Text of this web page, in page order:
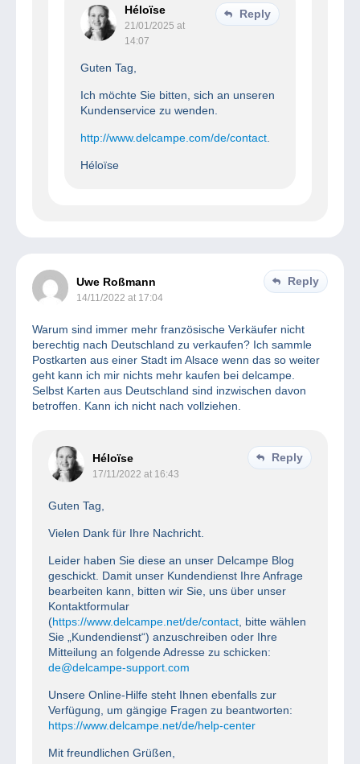
Héloïse
21/01/2025 at
14:07
Reply
Guten Tag,
Ich möchte Sie bitten, sich an unseren
Kundenservice zu wenden.
http://www.delcampe.com/de/contact
Héloïse
Uwe Roßmann
14/11/2022 at 17:04
Reply
Warum sind immer mehr französische Verkäufer nicht
berechtig nach Deutschland zu verkaufen? Ich sammle
Postkarten aus einer Stadt im Alsace wenn das so weiter
geht kann ich mir nichts mehr kaufen bei delcampe.
Selbst Karten aus Deutschland sind inzwischen davon
betroffen. Kann ich nicht nach vollziehen.
Héloïse
17/11/2022 at 16:43
Reply
Guten Tag,
Vielen Dank für Ihre Nachricht.
Leider haben Sie diese an unser Delcampe Blog
geschickt. Damit unser Kundendienst Ihre Anfrage
bearbeiten kann, bitten wir Sie, uns über unser
Kontaktformular
(https://www.delcampe.net/de/contact , bitte wählen
Sie „Kundendienst“) anzuschreiben oder Ihre
Mitteilung an folgende Adresse zu schicken:
de@delcampe-support.com
Unsere Online-Hilfe steht Ihnen ebenfalls zur
Verfügung, um gängige Fragen zu beantworten:
https://www.delcampe.net/de/help-center
Mit freundlichen Grüßen,